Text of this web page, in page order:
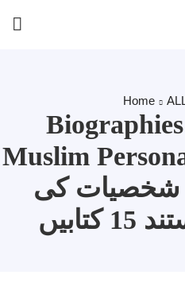
Home
Muslim
شخصیات کی